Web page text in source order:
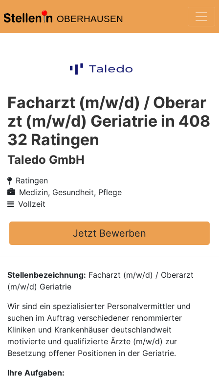
OBERHAUSEN
Facharzt (m/w/d) / Oberar
zt (m/w/d) Geriatrie in 408
32 Ratingen
Taledo GmbH
Ratingen
Medizin, Gesundheit, Pflege
Vollzeit
Jetzt Bewerben
Stellenbezeichnung: Facharzt (m/w/d) / Oberarzt
(m/w/d) Geriatrie
Wir sind ein spezialisierter Personalvermittler und
suchen im Auftrag verschiedener renommierter
Kliniken und Krankenhäuser deutschlandweit
motivierte und qualifizierte Ärzte (m/w/d) zur
Besetzung offener Positionen in der Geriatrie.
Ihre Aufgaben: